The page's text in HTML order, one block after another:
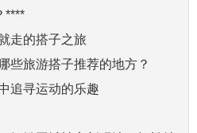
****
走的搭子之旅
些旅游搭子推荐的地方？
追寻运动的乐趣